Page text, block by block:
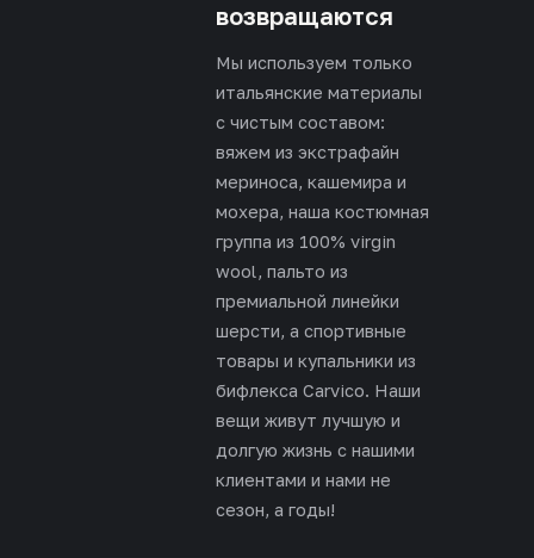
возвращаются
Мы используем только
итальянские материалы
с чистым составом:
вяжем из экстрафайн
мериноса, кашемира и
мохера, наша костюмная
группа из 100% virgin
wool, пальто из
премиальной линейки
шерсти, а спортивные
товары и купальники из
бифлекса Carvico. Наши
вещи живут лучшую и
долгую жизнь с нашими
клиентами и нами не
сезон, а годы!